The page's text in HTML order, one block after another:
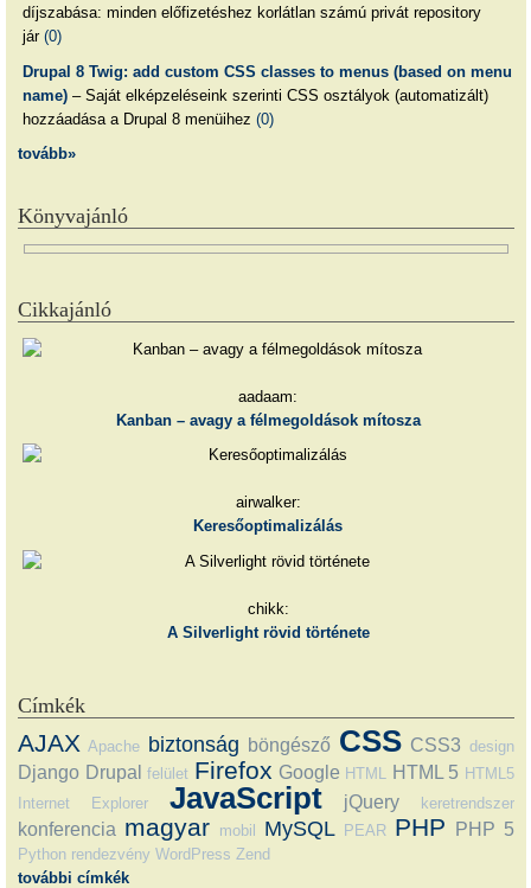
díjszabása: minden előfizetéshez korlátlan számú privát repository
jár (0)
Drupal 8 Twig: add custom CSS classes to menus (based on menu
name)– Saját elképzeléseink szerinti CSS osztályok (automatizált)
hozzáadása a Drupal 8 menüihez (0)
tovább»
Könyvajánló
Cikkajánló
aadaam:
Kanban – avagy a félmegoldások mítosza
airwalker:
Keresőoptimalizálás
chikk:
A Silverlight rövid története
Címkék
AJAX Apache biztonság böngésző CSS CSS3 design
Django Drupal felület Firefox Google HTML HTML 5 HTML5
Internet Explorer
JavaScript jQuery keretrendszer
konferencia magyar mobil MySQL PEAR PHP PHP 5
Python rendezvény WordPress Zend
további címkék